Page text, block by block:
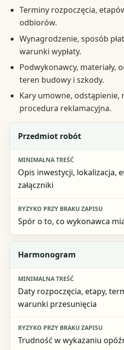
Terminy rozpoczęcia,
odbiorów.
Wynagrodzenie, sposób
warunki wypłaty.
Podwykonawcy, materiały,
teren budowy i szkody.
Kary umowne, odstąpienie,
procedura reklamacyjna.
Element umowy
Minimalna treść
Ryzyko przy braku zapisu
Przedmiot robót
Opis inwestycji, lokalizacja,
załączniki
Spór o to, co wykonawca
Harmonogram
Daty rozpoczęcia, etapy,
warunki przesunięcia
Trudność w wykazaniu